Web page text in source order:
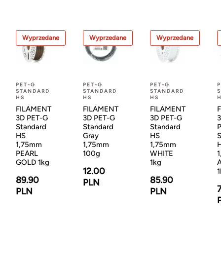
Wyprzedane
PET-G
STANDARD
HS
FILAMENT
3D PET-G
Standard
HS
1,75mm
PEARL
GOLD 1kg
89.90
PLN
Wyprzedane
PET-G
STANDARD
HS
FILAMENT
3D PET-G
Standard
Gray
1,75mm
100g
12.00
PLN
Wyprzedane
PET-G
STANDARD
HS
FILAMENT
3D PET-G
Standard
HS
1,75mm
WHITE
1kg
85.90
PLN